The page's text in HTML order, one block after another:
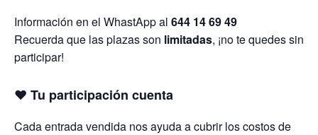
Información en el WhastApp al 644 14 69 49
Recuerda que las plazas son limitadas, ¡no te quedes sin
participar!
❤️ Tu participación cuenta
Cada entrada vendida nos ayuda a cubrir los costos de